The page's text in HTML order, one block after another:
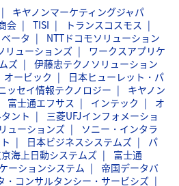
キヤノンマーケティングジャパ
会 TISI
トランスコスモス
ータ
NTTドコモソリューション
リューションズ
ワークスアプリケ
ズ
伊藤忠テクノソリューション
オービック
日本ヒューレット・パ
ッセイ情報テクノロジー
キヤノン
富士通エフサス インテック
オ
ント
三菱UFJインフォメーショ
ューションズ
ソニー・インタラ
日本ビジネスシステムズ
パ
海上日動システムズ
富士通
ーションシステム
帝国データバ
・コンサルタンシー・サービシズ